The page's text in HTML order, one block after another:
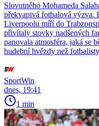
Slovutného Mohameda
překvapivá fotbalová výzva.
Liverpoolu míří do
přivítaly stovky nadšených
panovala atmosféra, jaká se
hudební hvězdy než
SportWin
dnes, 19:41
1 min